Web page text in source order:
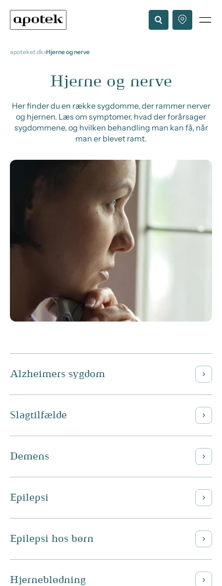
apoteket.dk Hjerne og nerve
Hjerne og nerve
Her finder du en række sygdomme, der rammer nerver
og hjernen. Læs om symptomer, hvad der forårsager
sygdommene, og hvilken behandling man kan få, når
man er blevet ramt.
Alzheimers sygdom
Slagtilfælde
Demens
Epilepsi
Epilepsi hos børn
Hjerneblødning